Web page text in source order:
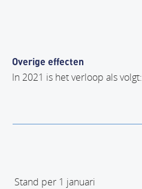
Overige effecten
In 2021 is het verloop als volgt:
Stand per 1 januari